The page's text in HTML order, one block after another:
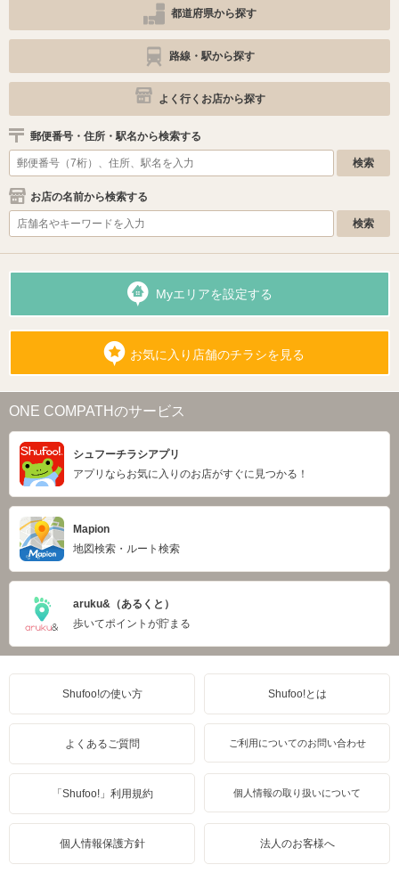
都道府県から探す
路線・駅から探す
よく行くお店から探す
郵便番号・住所・駅名から検索する
お店の名前から検索する
Myエリアを設定する
お気に入り店舗のチラシを見る
ONE COMPATHのサービス
シュフーチラシアプリ
アプリならお気に入りのお店がすぐに見つかる！
Mapion
地図検索・ルート検索
aruku&（あるくと）
歩いてポイントが貯まる
Shufoo!の使い方 Shufoo!とは
よくあるご質問 ご利用についてのお問い合わせ
「Shufoo!」利用規約 個人情報の取り扱いについて
個人情報保護方針 法人のお客様へ